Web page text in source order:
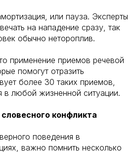
или пауза. Эксперты
на нападение сразу, так
обычно нетороплив.
применение приемов речевой
помогут отразить
более 30 таких приемов,
в любой жизненной ситуации.
конфликта
поведения в
важно помнить несколько